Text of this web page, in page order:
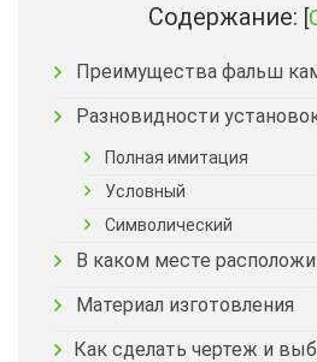
Содержание: [
Преимущества фальш
Разновидности
Полная имитация
Условный
Символический
В каком месте
Материал изготовления
Как сделать чертеж и